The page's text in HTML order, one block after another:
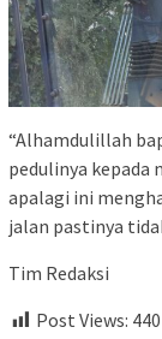
“Alhamdulillah
pedulinya
apalagi ini
jalan pastinya
Tim Redaksi
Post Views: 440